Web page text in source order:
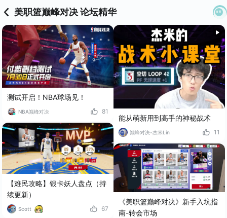
美职篮巅峰对决 论坛精华
测试开启！NBA球场见！
NBA巅峰对决 81
【难民攻略】银卡妖人盘点（持
续更新）
Scott 67
能从萌新用到高手的神秘战术
巅峰对决-杰米Lin 11
《美职篮巅峰对决》新手入坑指
南-转会市场